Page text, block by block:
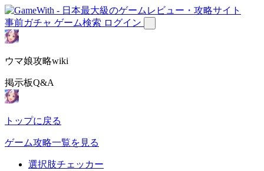
事前ガチャ ゲーム検索 ログイン
ウマ娘攻略wiki
掲示板Q&A
トップに戻る
ゲーム攻略一覧を見る
選択肢チェッカー